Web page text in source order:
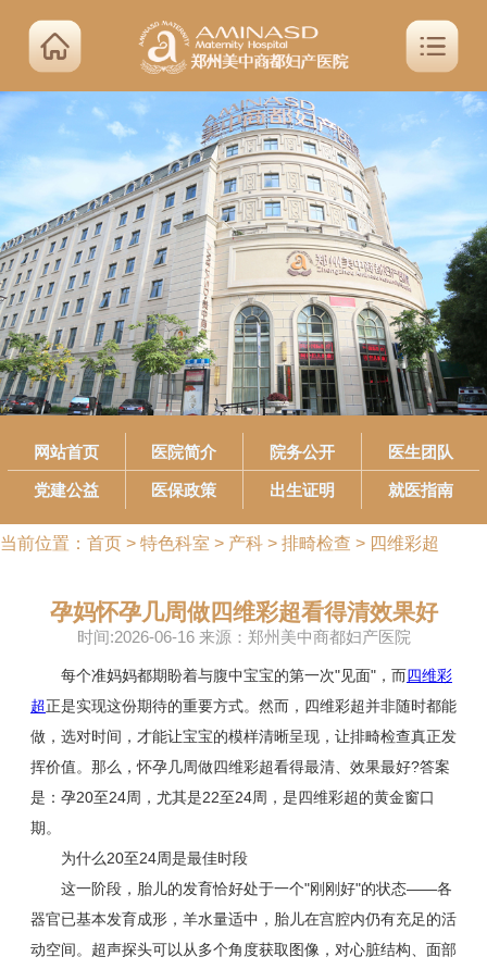
网站首页 医院简介 院务公开 医生团队
党建公益 医保政策 出生证明 就医指南
当前位置： 首页 > 特色科室 > 产科 > 排畸检查 > 四维彩超
孕妈怀孕几周做四维彩超看得清效果好
时间:2026-06-16 来源：郑州美中商都妇产医院
每个准妈妈都期盼着与腹中宝宝的第一次"见面"，而四维彩
超正是实现这份期待的重要方式。然而，四维彩超并非随时都能
做，选对时间，才能让宝宝的模样清晰呈现，让排畸检查真正发
挥价值。那么，怀孕几周做四维彩超看得最清、效果最好?答案
是：孕20至24周，尤其是22至24周，是四维彩超的黄金窗口
期。
为什么20至24周是最佳时段
这一阶段，胎儿的发育恰好处于一个"刚刚好"的状态——各
器官已基本发育成形，羊水量适中，胎儿在宫腔内仍有充足的活
动空间。超声探头可以从多个角度获取图像，对心脏结构、面部